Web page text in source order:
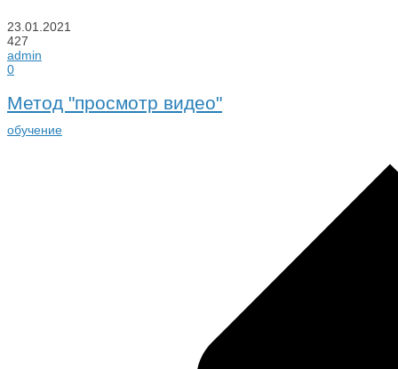
23.01.2021
427
admin
0
Метод "просмотр видео"
обучение